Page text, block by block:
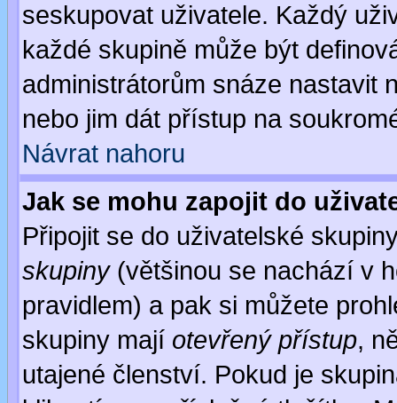
seskupovat uživatele. Každý
každé skupině může být
administrátorům snáze nastavit
nebo jim dát přístup na
Návrat nahoru
Jak se mohu zapojit do
Připojit se do uživatelské
skupiny(většinou se nachází v
pravidlem) a pak si můžete
skupiny mají otevřený přístup,
utajené členství. Pokud je